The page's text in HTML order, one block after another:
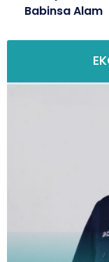
Babinsa Alam